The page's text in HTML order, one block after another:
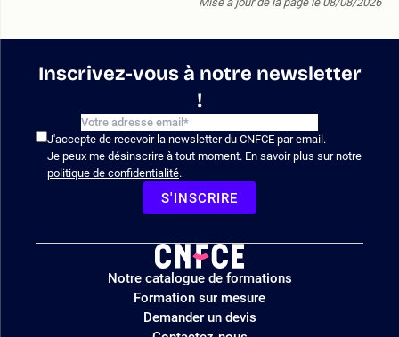
Inscrivez-vous à notre newsletter
!
J'accepte de recevoir la newsletter du CNFCE par email.
Je peux me désinscrire à tout moment. En savoir plus sur notre
politique de confidentialité.
S'INSCRIRE
Logo
site
Notre catalogue de formations
Formation sur mesure
Demander un devis